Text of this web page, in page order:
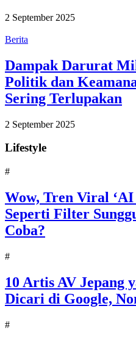
2 September 2025
Berita
Dampak Darurat
Politik dan
Sering Terlupakan
2 September 2025
Lifestyle
#
Wow, Tren Viral
Seperti Filter
Coba?
#
10 Artis AV Jepang
Dicari di Google,
#